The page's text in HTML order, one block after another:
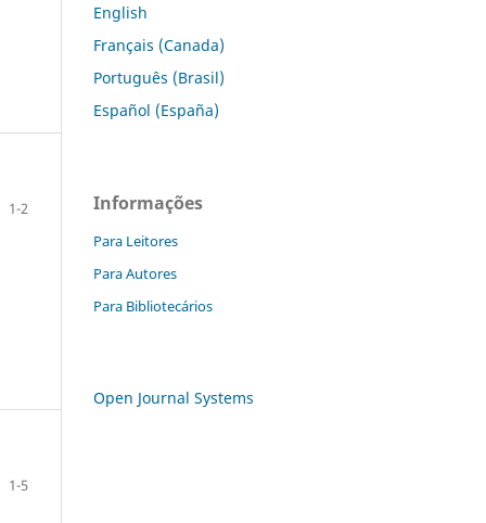
1-2
1-5
English
Français (Canada)
Português (Brasil)
Español (España)
Informações
Para Leitores
Para Autores
Para Bibliotecários
Open Journal Systems